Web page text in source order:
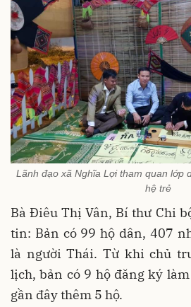
Lãnh đạo xã Nghĩa Lợi tham quan lớp
hệ trẻ
Bà Điêu Thị Vân, Bí thư Chi
tin: Bản có 99 hộ dân, 407
là người Thái. Từ khi chủ
lịch, bản có 9 hộ đăng ký
gần đây thêm 5 hộ.